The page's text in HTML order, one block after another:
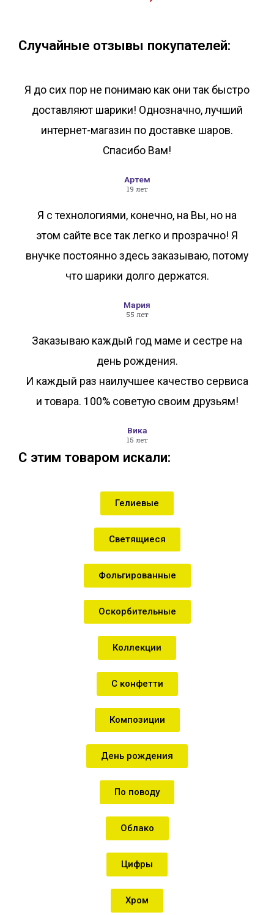
Случайные отзывы покупателей:
Я до сих пор не понимаю как они так быстро
доставляют шарики! Однозначно, лучший
интернет-магазин по доставке шаров.
Спасибо Вам!
Артем
19 лет
Я с технологиями, конечно, на Вы, но на
этом сайте все так легко и прозрачно! Я
внучке постоянно здесь заказываю, потому
что шарики долго держатся.
Мария
55 лет
Заказываю каждый год маме и сестре на
день рождения.
И каждый раз наилучшее качество сервиса
и товара. 100% советую своим друзьям!
Вика
15 лет
С этим товаром искали:
Гелиевые
Светящиеся
Фольгированные
Оскорбительные
Коллекции
С конфетти
Композиции
День рождения
По поводу
Облако
Цифры
Хром